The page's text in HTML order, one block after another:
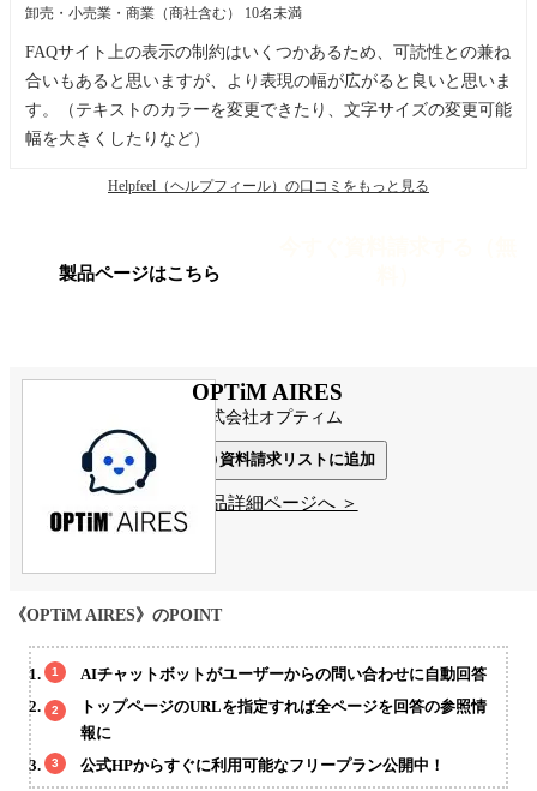
卸売・小売業・商業（商社含む）
10名未満
FAQサイト上の表示の制約はいくつかあるため、可読性との兼ね
合いもあると思いますが、より表現の幅が広がると良いと思いま
す。（テキストのカラーを変更できたり、文字サイズの変更可能
幅を大きくしたりなど）
Helpfeel（ヘルプフィール）の口コミをもっと見る
製品ページはこちら
OPTiM AIRES
株式会社オプティム
資料請求リストに追加
製品詳細ページへ ＞
《OPTiM AIRES》のPOINT
AIチャットボットがユーザーからの問い合わせに自動回答
トップページのURLを指定すれば全ページを回答の参照情
報に
公式HPからすぐに利用可能なフリープラン公開中！